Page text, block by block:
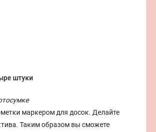
штуки
маркером для досок. Делайте
Таким образом вы сможете